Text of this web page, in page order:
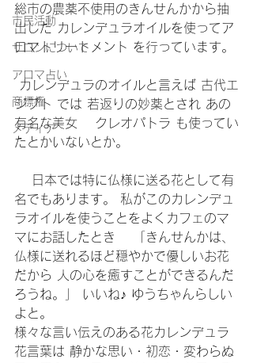
市民活動
サロンについて
アロマ占い
商標権
メディア
総市の農薬不使用のきんせんかから抽
出した カレンデュラオイルを使ってア
ロマトリートメント を行っています。
ジプト では 若返りの妙薬とされ あの
有名な美女　 クレオパトラ も使ってい
たとかいないとか。
日本では特に仏様に送る花として有
名でもあります。 私がこのカレンデュ
ラオイルを使うことをよくカフェのマ
マにお話したとき　 「きんせんかは、
仏様に送れるほど穏やかで優しいお花
だから 人の心を癒すことができるんだ
ろうね。」 いいね♪ ゆうちゃんらしい
よと。
様々な言い伝えのある花カレンデュラ
花言葉は 静かな思い・初恋・変わらぬ